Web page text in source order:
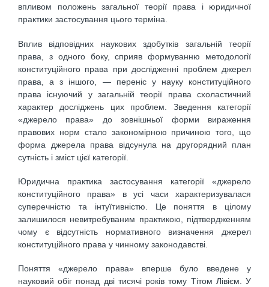
впливом положень загальної теорії права і юридичної
практики застосування цього терміна.
Вплив відповідних наукових здобутків загальній теорії
права, з одного боку, сприяв формуванню методології
конституційного права при дослідженні проблем джерел
права, а з іншого, — переніс у науку конституційного
права існуючий у загальній теорії права схоластичний
характер досліджень цих проблем. Зведення категорії
«джерело права» до зовнішньої форми вираження
правових норм стало закономірною причиною того, що
форма джерела права відсунула на другорядний план
сутність і зміст цієї категорії.
Юридична практика застосування категорії «джерело
конституційного права» в усі часи характеризувалася
суперечністю та інтуїтивністю. Це поняття в цілому
залишилося невитребуваним практикою, підтвердженням
чому є відсутність нормативного визначення джерел
конституційного права у чинному законодавстві.
Поняття «джерело права» вперше було введене у
науковий обіг понад дві тисячі років тому Тітом Лівієм. У